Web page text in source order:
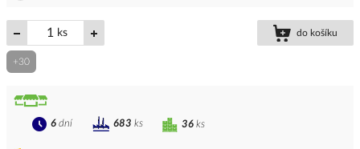
ks do košíku
+30
36 ks
6 dní 683 ks